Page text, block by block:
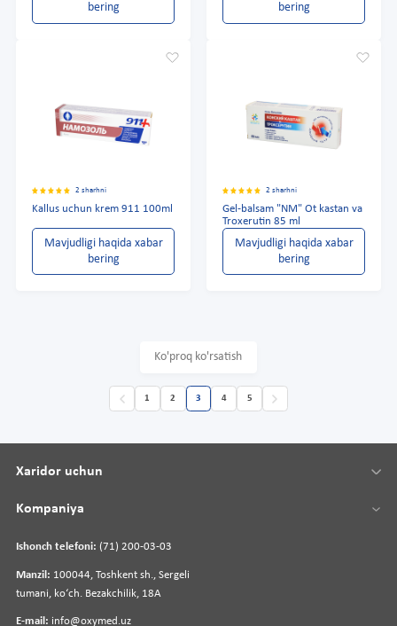
bering
bering
2 sharhni
Kallus uchun krem 911 100ml
Mavjudligi haqida xabar
bering
2 sharhni
Gel-balsam "NM" Ot kastan va
Troxerutin 85 ml
Mavjudligi haqida xabar
bering
Ko'proq ko'rsatish
1 2 3 4 5
Ishonch telefoni: (71) 200-03-03
Manzil: 100044, Toshkent sh., Sergeli
tumani, koʻch. Bezakchilik, 18A
E-mail: info@oxymed.uz
Xaridor uchun
Kompaniya